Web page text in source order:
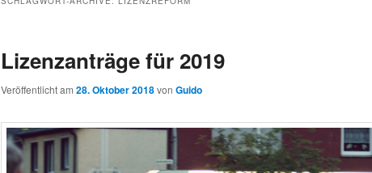
Lizenzanträge für 2019
Veröffentlicht am 28. Oktober 2018von Guido